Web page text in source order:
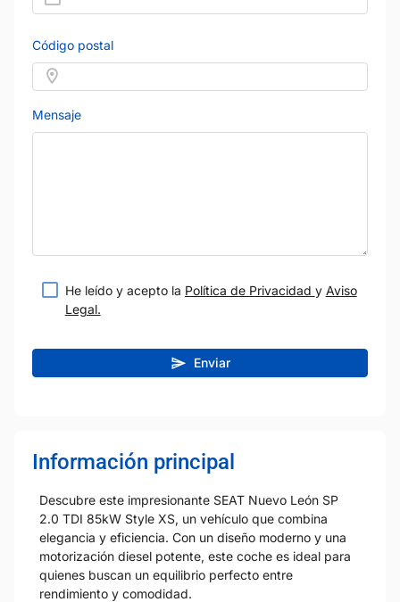
Código postal
Mensaje
He leído y acepto la Política de Privacidad y Aviso
Legal.
Enviar
Información principal
Descubre este impresionante SEAT Nuevo León SP
2.0 TDI 85kW Style XS, un vehículo que combina
elegancia y eficiencia. Con un diseño moderno y una
motorización diesel potente, este coche es ideal para
quienes buscan un equilibrio perfecto entre
rendimiento y comodidad.